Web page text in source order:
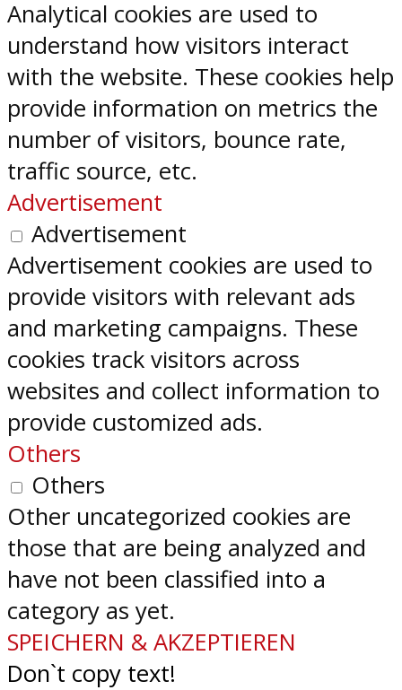
Analytical cookies are used to
understand how visitors interact
with the website. These cookies help
provide information on metrics the
number of visitors, bounce rate,
traffic source, etc.
Advertisement
Advertisement
Advertisement cookies are used to
provide visitors with relevant ads
and marketing campaigns. These
cookies track visitors across
websites and collect information to
provide customized ads.
Others
Others
Other uncategorized cookies are
those that are being analyzed and
have not been classified into a
category as yet.
SPEICHERN & AKZEPTIEREN
Don`t copy text!